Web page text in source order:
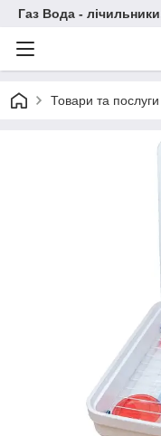
Газ Вода -
Товари та послуги